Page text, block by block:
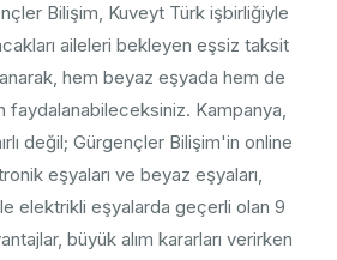
Bilişim, Kuveyt Türk işbirliğiyle
aileleri bekleyen eşsiz taksit
hem beyaz eşyada hem de
faydalanabileceksiniz. Kampanya,
değil; Gürgençler Bilişim'in online
eşyaları ve beyaz eşyaları,
elektrikli eşyalarda geçerli olan 9
büyük alım kararları verirken